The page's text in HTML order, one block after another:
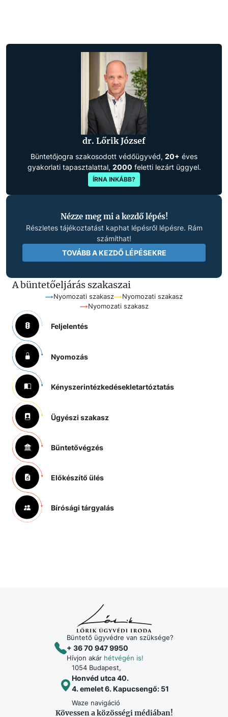
dr. Lőrik József
Büntetőjogra szakosodott védőügyvéd, 20+ éves
gyakorlati tapasztalattal, 2000 feletti lezárt üggyel.
ÍRNA INKÁBB?
Nézze meg mi a kezdő lépés!
Részletes tájékoztatást kaphat lépésről lépésre. Rám
számíthat!
TOVÁBB A KEZDŐ LÉPÉSEKRE
A büntetőeljárás szakaszai
Nyomozati szakasz
Nyomozati szakasz
Nyomozati szakasz
Feljelentés
Nyomozás
Kényszerintézkedésekletartóztatás
Ügyészi szakasz
Büntetővégzés
Előkészítő ülés
Bírósági tárgyalás
Büntető ügyvédre van szüksége?
+ 36 70 947 9950
Hívjon akár hétvégén is!
1054 Budapest,
Honvéd utca 40.
4. emelet 6. Kapucsengő: 51
Waze navigáció
Kövessen a közösségi médiában!